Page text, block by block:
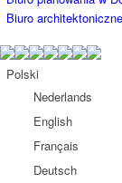
Biuro
Polski
Nederlands
English
Français
Deutsch